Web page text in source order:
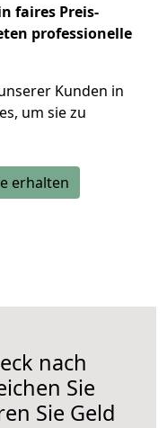
faires Preis-
professionelle
Kunden in
um sie zu
erhalten
nach
Sie
Sie Geld